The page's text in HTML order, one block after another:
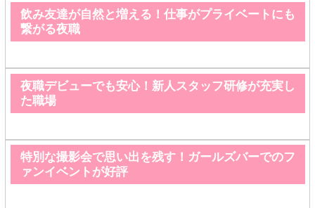
飲み友達が自然と増える！仕事がプライベートにも
繋がる夜職
夜職デビューでも安心！新人スタッフ研修が充実し
た職場
特別な撮影会で思い出を残す！ガールズバーでのフ
ァンイベントが好評